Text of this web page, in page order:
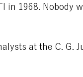
in 1968. Nobody
at the C.